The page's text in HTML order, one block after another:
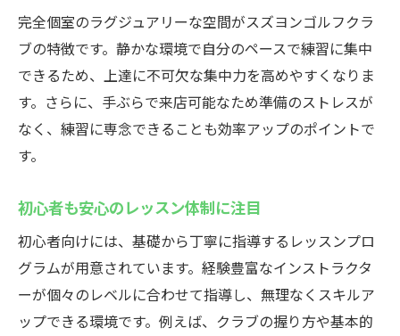
完全個室のラグジュアリーな空間がスズヨンゴルフクラ
ブの特徴です。静かな環境で自分のペースで練習に集中
できるため、上達に不可欠な集中力を高めやすくなりま
す。さらに、手ぶらで来店可能なため準備のストレスが
なく、練習に専念できることも効率アップのポイントで
す。
初心者も安心のレッスン体制に注目
初心者向けには、基礎から丁寧に指導するレッスンプロ
グラムが用意されています。経験豊富なインストラクタ
ーが個々のレベルに合わせて指導し、無理なくスキルア
ップできる環境です。例えば、クラブの握り方や基本的